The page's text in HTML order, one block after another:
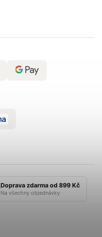
Doprava zdarma od 899 Kč
Na všechny objednávky